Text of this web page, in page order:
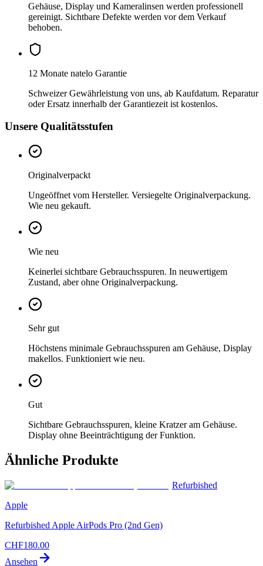
Gehäuse, Display und Kameralinsen werden professionell
gereinigt. Sichtbare Defekte werden vor dem Verkauf
behoben.
12 Monate natelo Garantie
Schweizer Gewährleistung von uns, ab Kaufdatum. Reparatur
oder Ersatz innerhalb der Garantiezeit ist kostenlos.
Unsere Qualitätsstufen
Originalverpackt
Ungeöffnet vom Hersteller. Versiegelte Originalverpackung.
Wie neu gekauft.
Wie neu
Keinerlei sichtbare Gebrauchsspuren. In neuwertigem
Zustand, aber ohne Originalverpackung.
Sehr gut
Höchstens minimale Gebrauchsspuren am Gehäuse, Display
makellos. Funktioniert wie neu.
Gut
Sichtbare Gebrauchsspuren, kleine Kratzer am Gehäuse.
Display ohne Beeinträchtigung der Funktion.
Ähnliche Produkte
Refurbished
Apple
Refurbished Apple AirPods Pro (2nd Gen)
CHF180.00
Ansehen